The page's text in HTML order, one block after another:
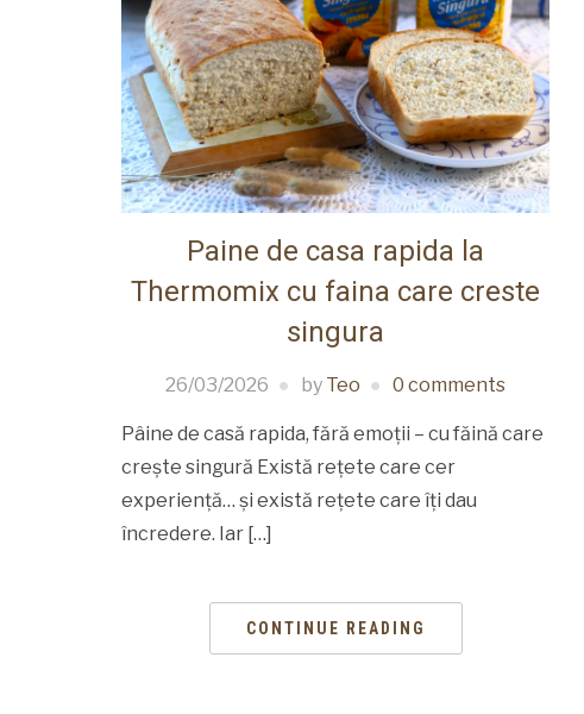
Paine de casa rapida la
Thermomix cu faina care creste
singura
26/03/2026 by Teo 0 comments
Pâine de casă rapida, fără emoții – cu făină care
crește singură Există rețete care cer
experiență… și există rețete care îți dau
încredere. Iar […]
CONTINUE READING